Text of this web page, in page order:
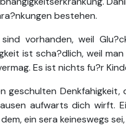
bestehen.
sind vorhanden, weil
ist scha?dlich, weil
Es ist nichts fu?r
geschulten
aufwarts dich wirft.
ein sera keineswegs